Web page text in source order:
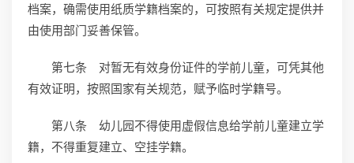
档案，确需使用纸质学籍档案的，可按照有关规定提供并
由使用部门妥善保管。
第七条 对暂无有效身份证件的学前儿童，可凭其他
有效证明，按照国家有关规范，赋予临时学籍号。
第八条 幼儿园不得使用虚假信息给学前儿童建立学
籍，不得重复建立、空挂学籍。